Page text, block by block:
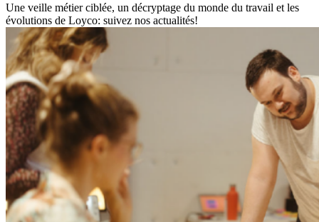
Une veille métier ciblée, un décryptage du monde du travail et les
évolutions de Loyco: suivez nos actualités!